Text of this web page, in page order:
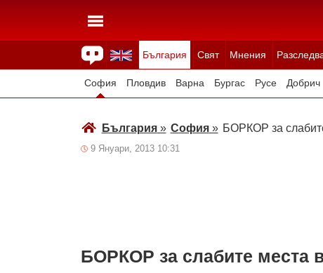
България Свят Мнения
Здраве Времето Анкети Вицове Куизове
София Пловдив Варна Бургас Русе Добрич
България» София» БОРКОР за
9 Януари, 2013 10:31
БОРКОР за слабите места